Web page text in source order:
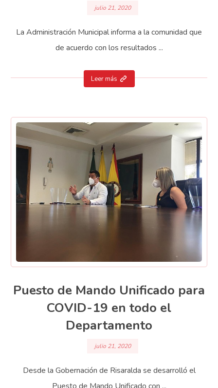
julio 21, 2020
La Administración Municipal informa a la comunidad que
de acuerdo con los resultados ...
Leer más
Puesto de Mando Unificado para
COVID-19 en todo el
Departamento
julio 21, 2020
Desde la Gobernación de Risaralda se desarrolló el